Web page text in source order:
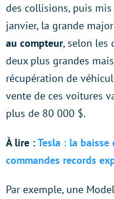
des collisions, puis
janvier, la grande
au compteur, selon les
deux plus grandes
récupération de
vente de ces voitures
plus de 80 000 $.
À lire :Tesla : la baisse
commandes records
Par exemple, une